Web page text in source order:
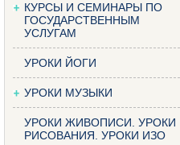
КУРСЫ И СЕМИНАРЫ ПО
ГОСУДАРСТВЕННЫМ
УСЛУГАМ
УРОКИ ЙОГИ
УРОКИ МУЗЫКИ
УРОКИ ЖИВОПИСИ. УРОКИ
РИСОВАНИЯ. УРОКИ ИЗО